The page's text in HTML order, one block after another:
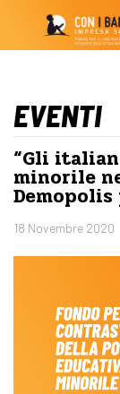
EVENTI
“Gli
minorile
18 Novembre 2020